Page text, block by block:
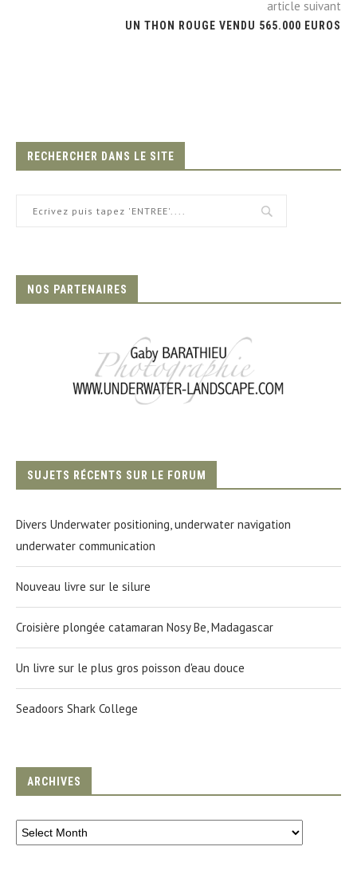
article suivant
UN THON ROUGE VENDU 565.000 EUROS
RECHERCHER DANS LE SITE
NOS PARTENAIRES
SUJETS RÉCENTS SUR LE FORUM
Divers Underwater positioning, underwater navigation
underwater communication
Nouveau livre sur le silure
Croisière plongée catamaran Nosy Be, Madagascar
Un livre sur le plus gros poisson d'eau douce
Seadoors Shark College
ARCHIVES